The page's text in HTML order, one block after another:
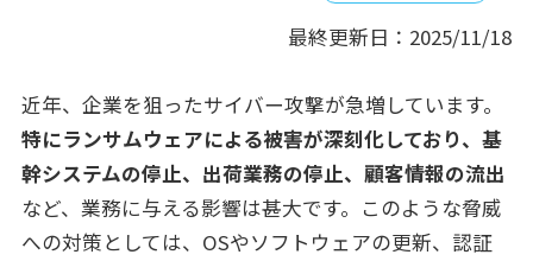
最終更新日：2025/11/18
近年、企業を狙ったサイバー攻撃が急増しています。
特にランサムウェアによる被害が深刻化しており、基
幹システムの停止、出荷業務の停止、顧客情報の流出
など、業務に与える影響は甚大です。このような脅威
への対策としては、OSやソフトウェアの更新、認証